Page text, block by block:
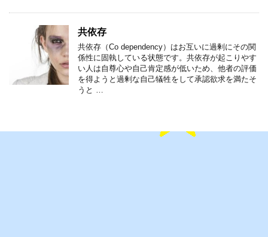
共依存
共依存（Co dependency）はお互いに過剰にその関
係性に固執している状態です。共依存が起こりやす
い人は自尊心や自己肯定感が低いため、他者の評価
を得ようと過剰な自己犠牲をして承認欲求を満たそ
うと …